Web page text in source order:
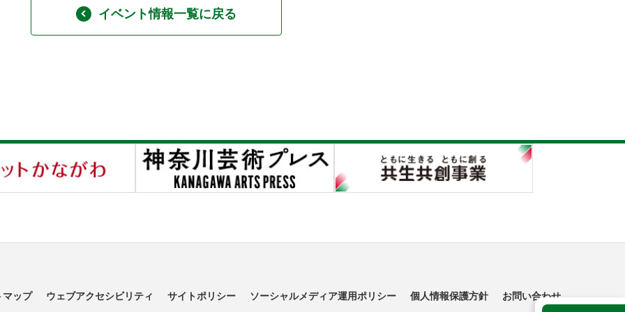
イベント情報一覧に戻る
マップ ウェブアクセシビリティ サイトポリシー ソーシャルメディア運用ポリシー 個人情報保護方針 お問い合わせ